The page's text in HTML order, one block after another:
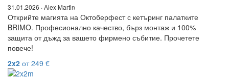
31.01.2026 · Alex Martin
Открийте магията на Октоберфест с кетъринг палатките
BRIMO. Професионално качество, бърз монтаж и 100%
защита от дъжд за вашето фирмено събитие. Прочетете
повече!
2x2 от249 €